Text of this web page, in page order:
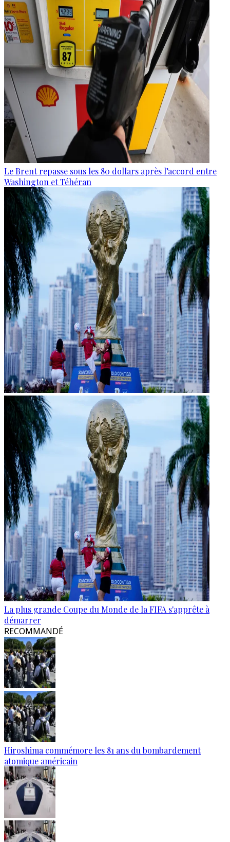
Le Brent repasse sous les 80 dollars après l’accord entre
Washington et Téhéran
La plus grande Coupe du Monde de la FIFA s'apprête à
démarrer
RECOMMANDÉ
Hiroshima commémore les 81 ans du bombardement
atomique américain